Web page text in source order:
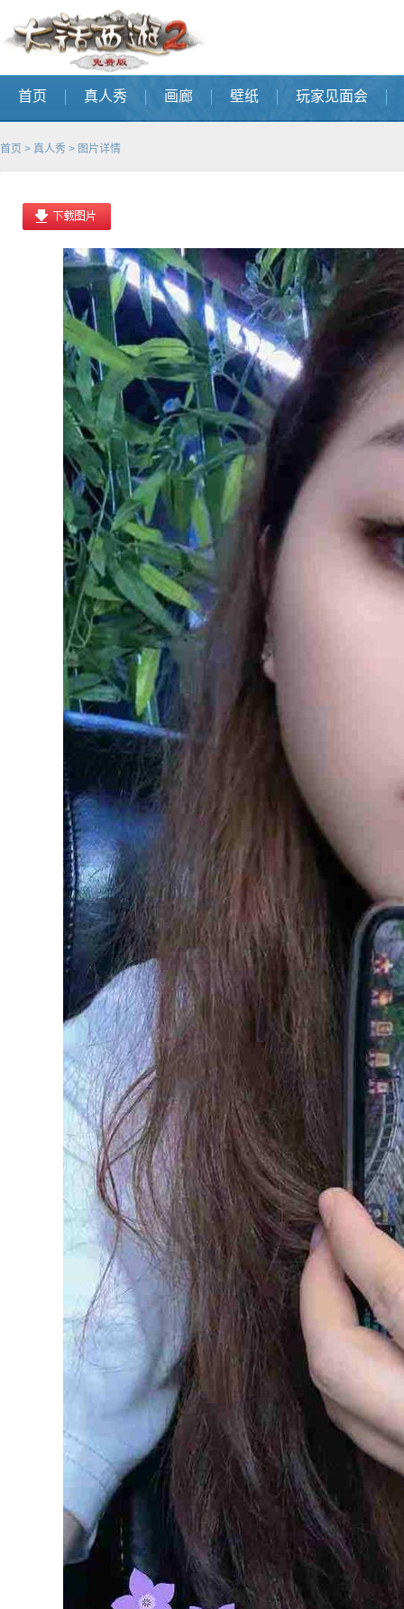
首页 真人秀 画廊 壁纸 玩家见面会
首页 > 真人秀 > 图片详情